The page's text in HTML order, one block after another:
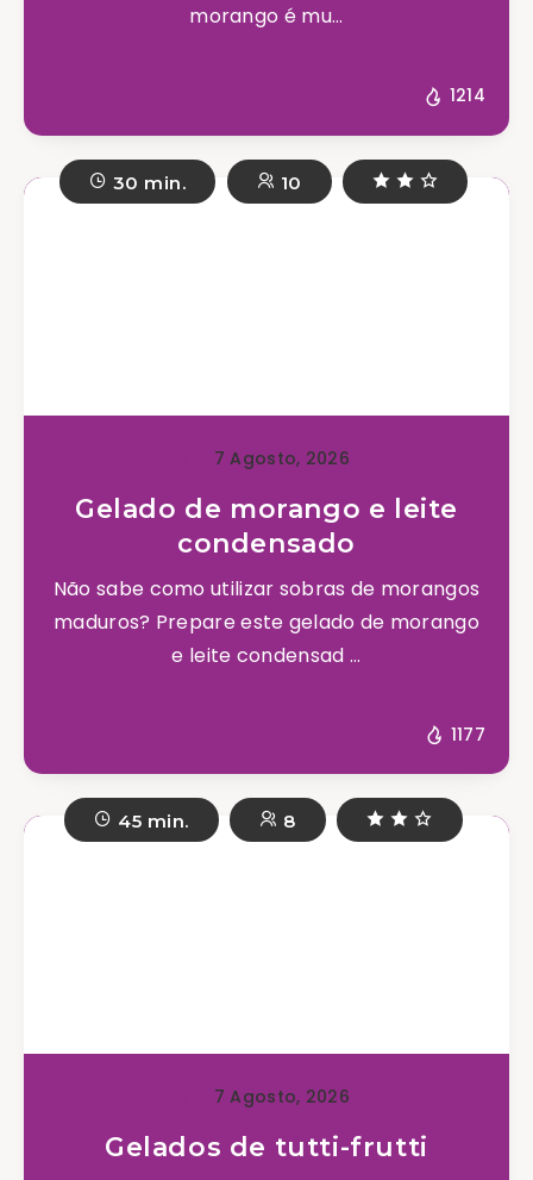
morango é mu...
1214
30 min. 10
7 Agosto, 2026
Gelado de morango e leite
condensado
Não sabe como utilizar sobras de morangos
maduros? Prepare este gelado de morango
e leite condensad ...
1177
45 min. 8
7 Agosto, 2026
Gelados de tutti-frutti